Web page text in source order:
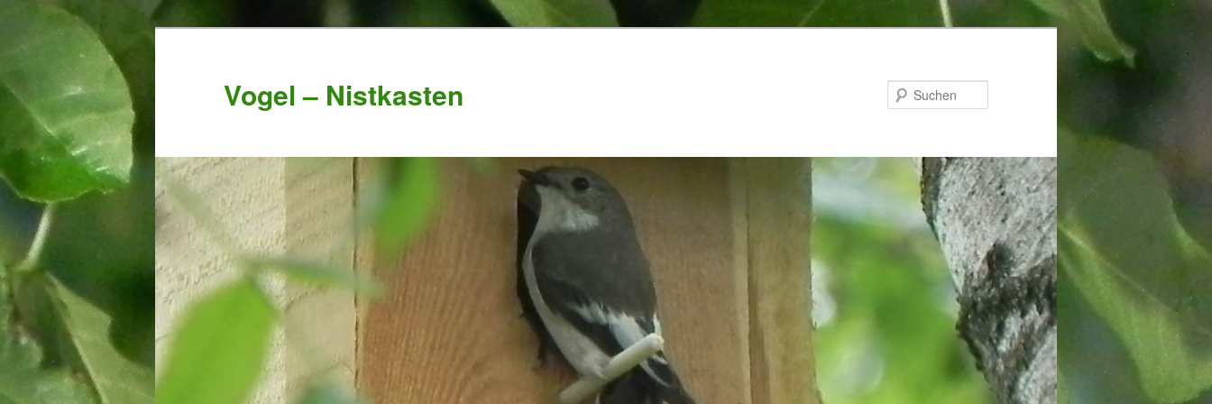
Vogel – Nistkasten